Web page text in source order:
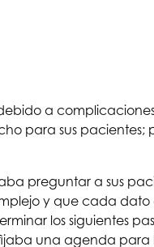
a
para sus
preguntar a sus
y que cada dato
los siguientes
una agenda para